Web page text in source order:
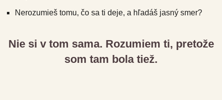
Nerozumieš tomu, čo sa ti deje, a hľadáš jasný smer?
Nie si v tom sama. Rozumiem ti, pretože
som tam bola tiež.